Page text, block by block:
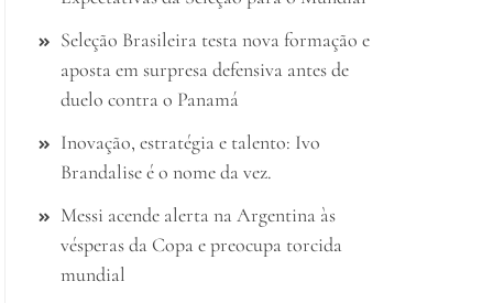
Seleção Brasileira testa nova formação e
aposta em surpresa defensiva antes de
duelo contra o Panamá
Inovação, estratégia e talento: Ivo
Brandalise é o nome da vez.
Messi acende alerta na Argentina às
vésperas da Copa e preocupa torcida
mundial